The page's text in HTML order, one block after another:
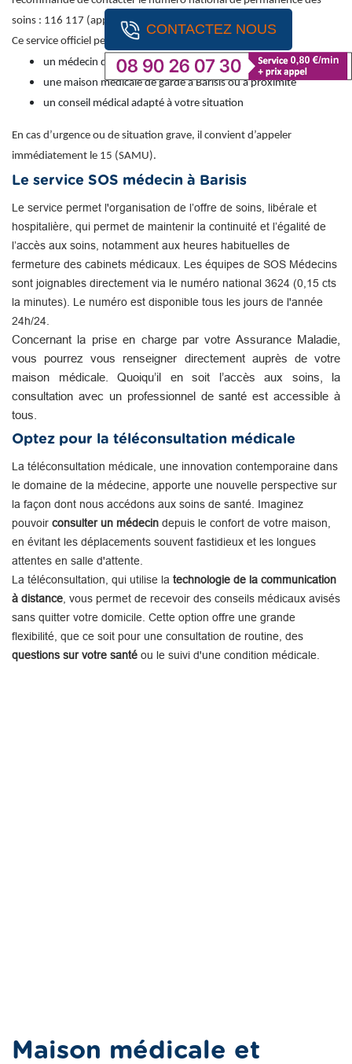
CONTACTEZ NOUS
soins : 116 117 (appel gratuit).
Ce service officiel permet d’obtenir une orientation vers :
un médecin de garde
une maison médicale de garde à Barisis ou à proximité
un conseil médical adapté à votre situation
En cas d’urgence ou de situation grave, il convient d’appeler
immédiatement le 15 (SAMU).
Le service SOS médecin à Barisis
Le service permet l'organisation de l’offre de soins, libérale et
hospitalière, qui permet de maintenir la continuité et l’égalité de
l’accès aux soins, notamment aux heures habituelles de
fermeture des cabinets médicaux. Les équipes de SOS Médecins
sont joignables directement via le numéro national 3624 (0,15 cts
la minutes). Le numéro est disponible tous les jours de l'année
24h/24.
Concernant la prise en charge par votre Assurance Maladie,
vous pourrez vous renseigner directement auprès de votre
maison médicale. Quoiqu’il en soit l’accès aux soins, la
consultation avec un professionnel de santé est accessible à
tous.
Optez pour la téléconsultation médicale
La téléconsultation médicale, une innovation contemporaine dans
le domaine de la médecine, apporte une nouvelle perspective sur
la façon dont nous accédons aux soins de santé. Imaginez
pouvoir consulter un médecin depuis le confort de votre maison,
en évitant les déplacements souvent fastidieux et les longues
attentes en salle d'attente.
La téléconsultation, qui utilise la technologie de la communication
à distance , vous permet de recevoir des conseils médicaux avisés
sans quitter votre domicile. Cette option offre une grande
flexibilité, que ce soit pour une consultation de routine, des
questions sur votre santé ou le suivi d'une condition médicale.
Maison médicale et